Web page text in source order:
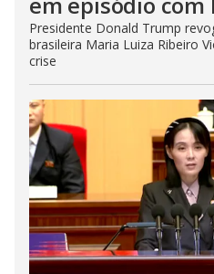
Presidente Donald Trump
brasileira Maria Luiza Ribeiro
crise